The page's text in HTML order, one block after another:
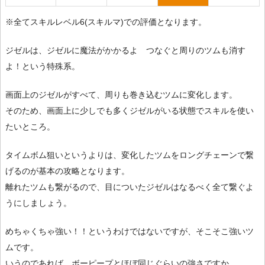
※全てスキルレベル6(スキルマ)での評価となります。
ジゼルは、ジゼルに魔法がかかるよ つなぐと周りのツムも消す
よ！という特殊系。
画面上のジゼルがすべて、周りも巻き込むツムに変化します。
そのため、画面上に少しでも多くジゼルがいる状態でスキルを使い
たいところ。
タイムボム狙いというよりは、変化したツムをロングチェーンで繋
げるのが基本の攻略となります。
離れたツムも繋がるので、目についたジゼルはなるべく全て繋ぐよ
うにしましょう。
めちゃくちゃ強い！！というわけではないですが、そこそこ強いツ
ムです。